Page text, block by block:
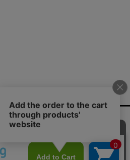
お問い合わせ 実店舗情報
特定商取引法に基づく表記